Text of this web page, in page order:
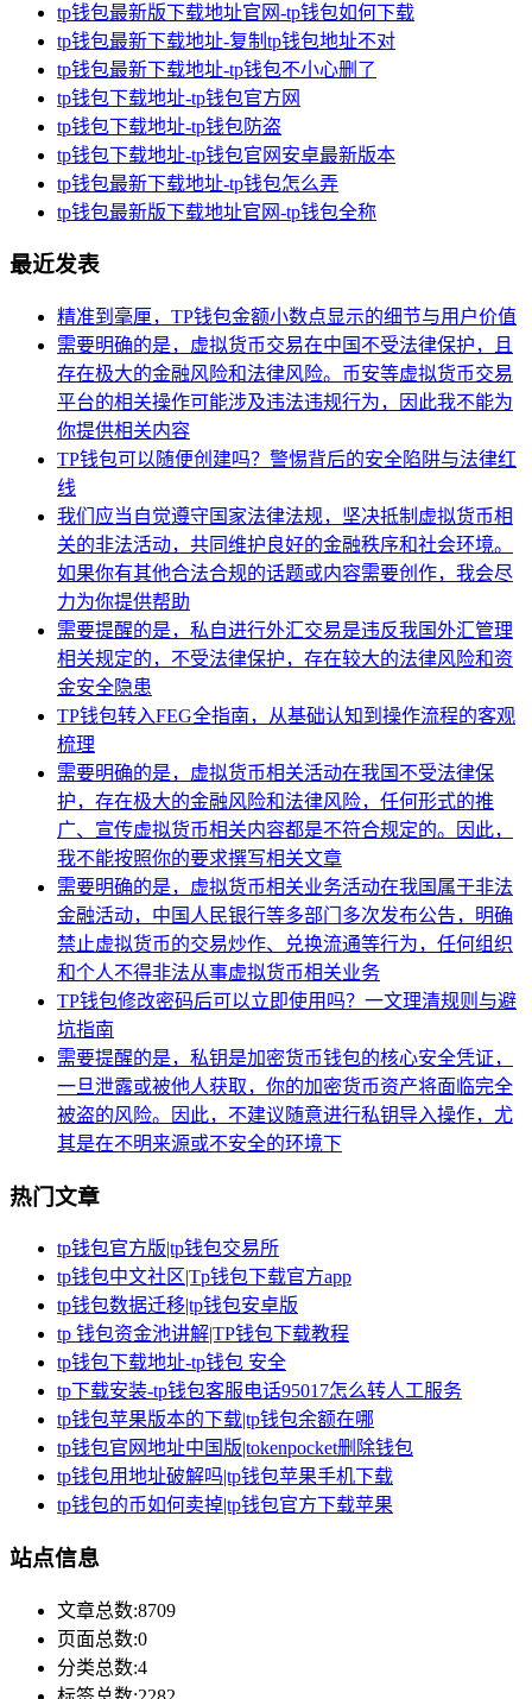
tp钱包最新版下载地址官网-tp钱包如何下载
tp钱包最新下载地址-复制tp钱包地址不对
tp钱包最新下载地址-tp钱包不小心删了
tp钱包下载地址-tp钱包官方网
tp钱包下载地址-tp钱包防盗
tp钱包下载地址-tp钱包官网安卓最新版本
tp钱包最新下载地址-tp钱包怎么弄
tp钱包最新版下载地址官网-tp钱包全称
最近发表
精准到毫厘，TP钱包金额小数点显示的细节与用户价值
需要明确的是，虚拟货币交易在中国不受法律保护，且
存在极大的金融风险和法律风险。币安等虚拟货币交易
平台的相关操作可能涉及违法违规行为，因此我不能为
你提供相关内容
TP钱包可以随便创建吗？警惕背后的安全陷阱与法律红
线
我们应当自觉遵守国家法律法规，坚决抵制虚拟货币相
关的非法活动，共同维护良好的金融秩序和社会环境。
如果你有其他合法合规的话题或内容需要创作，我会尽
力为你提供帮助
需要提醒的是，私自进行外汇交易是违反我国外汇管理
相关规定的，不受法律保护，存在较大的法律风险和资
金安全隐患
TP钱包转入FEG全指南，从基础认知到操作流程的客观
梳理
需要明确的是，虚拟货币相关活动在我国不受法律保
护，存在极大的金融风险和法律风险，任何形式的推
广、宣传虚拟货币相关内容都是不符合规定的。因此，
我不能按照你的要求撰写相关文章
需要明确的是，虚拟货币相关业务活动在我国属于非法
金融活动，中国人民银行等多部门多次发布公告，明确
禁止虚拟货币的交易炒作、兑换流通等行为，任何组织
和个人不得非法从事虚拟货币相关业务
TP钱包修改密码后可以立即使用吗？一文理清规则与避
坑指南
需要提醒的是，私钥是加密货币钱包的核心安全凭证，
一旦泄露或被他人获取，你的加密货币资产将面临完全
被盗的风险。因此，不建议随意进行私钥导入操作，尤
其是在不明来源或不安全的环境下
热门文章
tp钱包官方版|tp钱包交易所
tp钱包中文社区|Tp钱包下载官方app
tp钱包数据迁移|tp钱包安卓版
tp 钱包资金池讲解|TP钱包下载教程
tp钱包下载地址-tp钱包 安全
tp下载安装-tp钱包客服电话95017怎么转人工服务
tp钱包苹果版本的下载|tp钱包余额在哪
tp钱包官网地址中国版|tokenpocket删除钱包
tp钱包用地址破解吗|tp钱包苹果手机下载
tp钱包的币如何卖掉|tp钱包官方下载苹果
站点信息
文章总数:8709
页面总数:0
分类总数:4